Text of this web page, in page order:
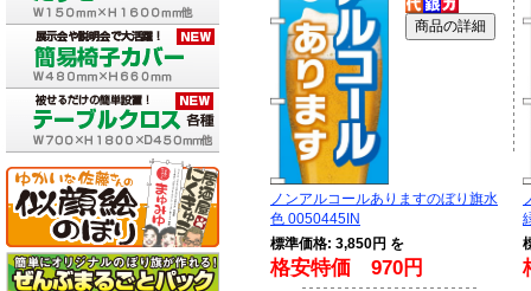
ノンアルコールありますのぼり旗水
色 0050445IN
標準価格: 3,850円 を
格安特価 970円